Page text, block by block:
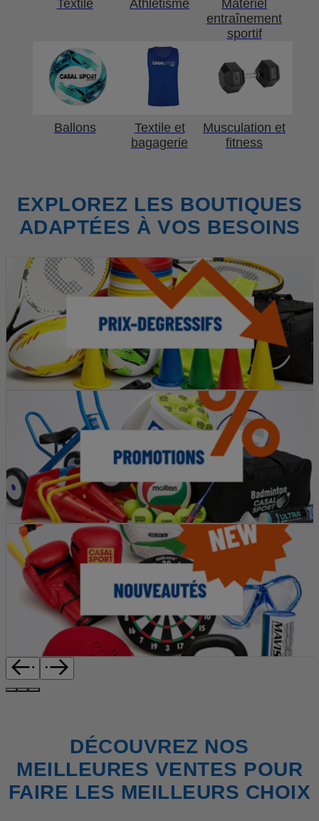
Textile Athlétisme
Matériel
entraînement
sportif
Ballons
Textile et
bagagerie
Musculation et
fitness
EXPLOREZ LES BOUTIQUES
ADAPTÉES À VOS BESOINS
DÉCOUVREZ NOS
MEILLEURES VENTES POUR
FAIRE LES MEILLEURS CHOIX